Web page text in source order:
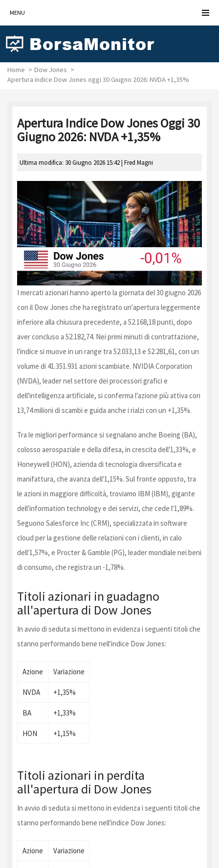
MENU
Home
Dow Jones
Apertura indice Dow Jones oggi 30 Giugno 2026: NVDA +1,35%
Apertura Indice Dow Jones Oggi 30
Giugno 2026: NVDA +1,35%
Ultima modifica: 30 Giugno 2026 15:42 | Fred Magni
I mercati azionari hanno aperto la giornata del 30 giugno 2026
con il Dow Jones che ha registrato un'apertura leggermente
inferiore alla chiusura precedente, a 52.168,18 punti, dopo
aver concluso a 52.182,74. Nei primi minuti di contrattazione,
l'indice si muove in un range tra 52.033,13 e 52.281,61, con un
volume di 41.351.931 azioni scambiate. NVIDIA Corporation
(NVDA), leader nel settore dei processori grafici e
dell'intelligenza artificiale, si conferma l'azione più attiva con
13,74 milioni di scambi e guida anche i rialzi con un +1,35%.
Tra le migliori performance si segnalano anche Boeing (BA),
colosso aerospaziale e della difesa, in crescita dell'1,33%, e
Honeywell (HON), azienda di tecnologia diversificata e
manifattura, che avanza dell'1,15%. Sul fronte opposto, tra
le azioni in maggiore difficoltà, troviamo IBM (IBM), gigante
dell'information technology e dei servizi, che cede l'1,89%.
Seguono Salesforce Inc (CRM), specializzata in software
cloud per la gestione delle relazioni con i clienti, in calo
dell'1,57%, e Procter & Gamble (PG), leader mondiale nei beni
di consumo, che registra un -1,78%.
Titoli azionari in guadagno
all'apertura di Dow Jones
In avvio di seduta si mettono in evidenza i seguenti titoli che
stanno performando bene nell'indice Dow Jones:
Azione Variazione
NVDA +1,35%
BA +1,33%
HON +1,15%
Titoli azionari in perdita
all'apertura di Dow Jones
In avvio di seduta si mettono in evidenza i seguenti titoli che
stanno performando bene nell'indice Dow Jones:
Azione Variazione